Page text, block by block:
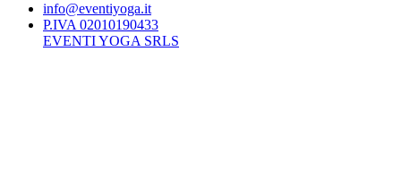
info@eventiyoga.it
P.IVA 02010190433
EVENTI YOGA SRLS